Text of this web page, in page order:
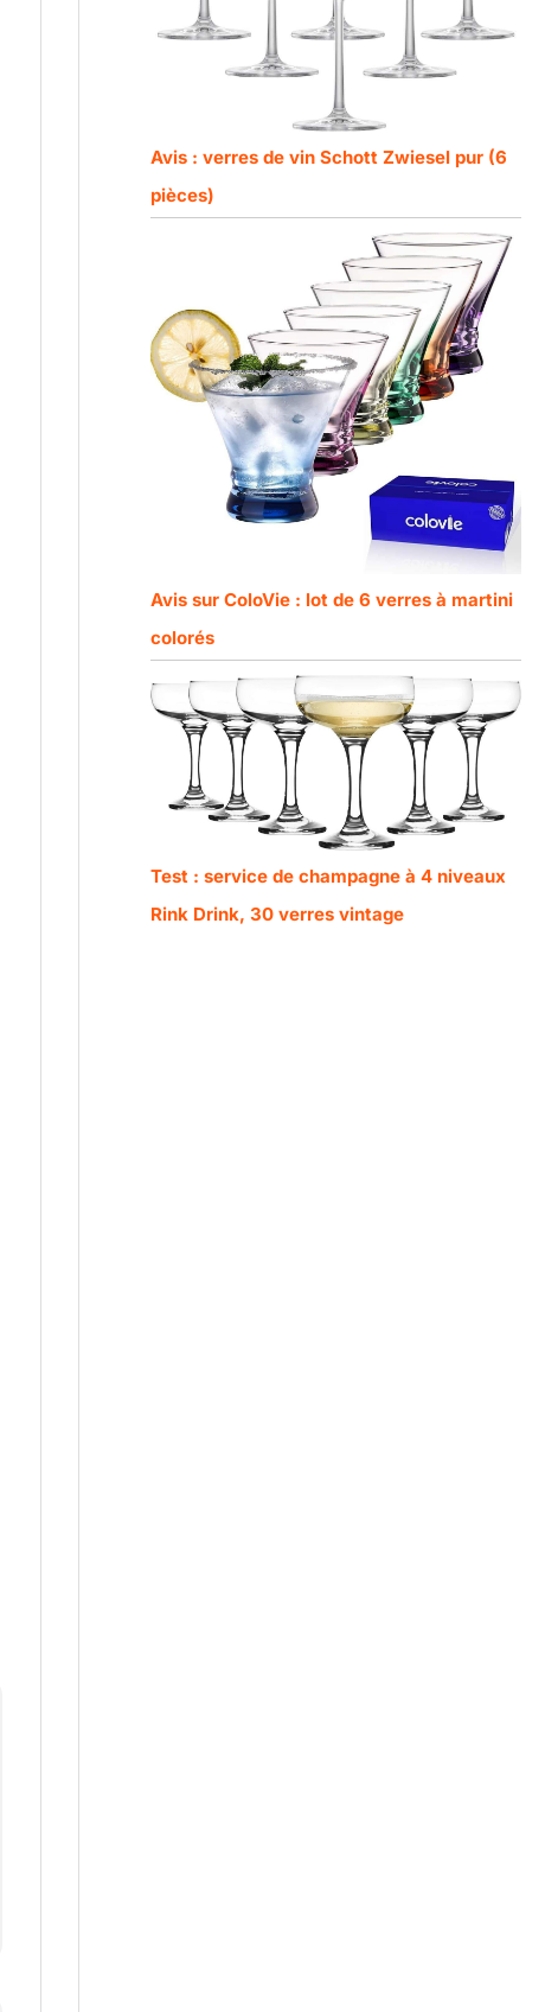
Avis : verres de vin Schott Zwiesel pur (6
pièces)
Avis sur ColoVie : lot de 6 verres à martini
colorés
Test : service de champagne à 4 niveaux
Rink Drink, 30 verres vintage